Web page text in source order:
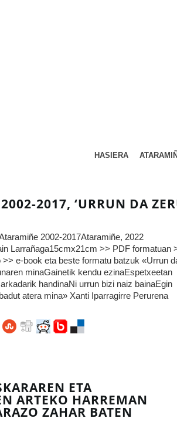
HASIERA
2017, ‘URRUN DA
2002-2017Ataramiñe, 2022
Larrañaga15cmx21cm >> PDF formatuan
e-book eta beste formatu batzuk «Urrun
minaGainetik kendu ezinaEspetxeetan
handinaNi urrun bizi naiz bainaEgin
atera mina» Xanti Iparragirre Perurena
ETA
ARTEKO HARREMAN
ZAHAR BATEN